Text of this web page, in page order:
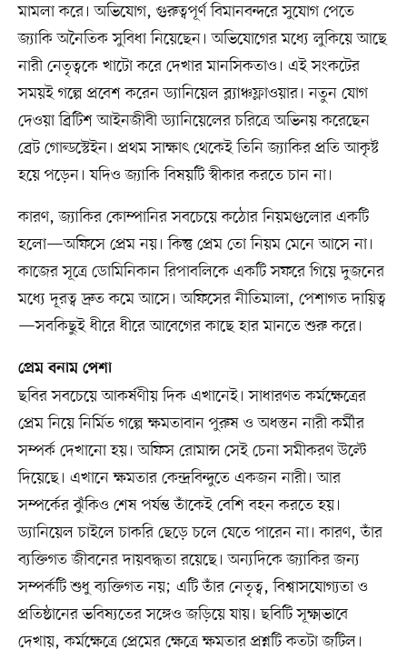
মামলা করে। অভিযোগ, গুরুত্বপূর্ণ বিমানবন্দরে সুযোগ পেতে
জ্যাকি অনৈতিক সুবিধা নিয়েছেন। অভিযোগের মধ্যে লুকিয়ে আছে
নারী নেতৃত্বকে খাটো করে দেখার মানসিকতাও। এই সংকটের
সময়ই গল্পে প্রবেশ করেন ড্যানিয়েল ব্ল্যাঞ্চফ্লাওয়ার। নতুন যোগ
দেওয়া ব্রিটিশ আইনজীবী ড্যানিয়েলের চরিত্রে অভিনয় করেছেন
ব্রেট গোল্ডস্টেইন। প্রথম সাক্ষাৎ থেকেই তিনি জ্যাকির প্রতি আকৃষ্ট
হয়ে পড়েন। যদিও জ্যাকি বিষয়টি স্বীকার করতে চান না।
কারণ, জ্যাকির কোম্পানির সবচেয়ে কঠোর নিয়মগুলোর একটি
হলো—অফিসে প্রেম নয়। কিন্তু প্রেম তো নিয়ম মেনে আসে না।
কাজের সূত্রে ডোমিনিকান রিপাবলিকে একটি সফরে গিয়ে দুজনের
মধ্যে দূরত্ব দ্রুত কমে আসে। অফিসের নীতিমালা, পেশাগত দায়িত্ব
—সবকিছুই ধীরে ধীরে আবেগের কাছে হার মানতে শুরু করে।
প্রেম বনাম পেশা
ছবির সবচেয়ে আকর্ষণীয় দিক এখানেই। সাধারণত কর্মক্ষেত্রের
প্রেম নিয়ে নির্মিত গল্পে ক্ষমতাবান পুরুষ ও অধস্তন নারী কর্মীর
সম্পর্ক দেখানো হয়। অফিস রোমান্স সেই চেনা সমীকরণ উল্টে
দিয়েছে। এখানে ক্ষমতার কেন্দ্রবিন্দুতে একজন নারী। আর
সম্পর্কের ঝুঁকিও শেষ পর্যন্ত তাঁকেই বেশি বহন করতে হয়।
ড্যানিয়েল চাইলে চাকরি ছেড়ে চলে যেতে পারেন না। কারণ, তাঁর
ব্যক্তিগত জীবনের দায়বদ্ধতা রয়েছে। অন্যদিকে জ্যাকির জন্য
সম্পর্কটি শুধু ব্যক্তিগত নয়; এটি তাঁর নেতৃত্ব, বিশ্বাসযোগ্যতা ও
প্রতিষ্ঠানের ভবিষ্যতের সঙ্গেও জড়িয়ে যায়। ছবিটি সূক্ষ্মভাবে
দেখায়, কর্মক্ষেত্রে প্রেমের ক্ষেত্রে ক্ষমতার প্রশ্নটি কতটা জটিল।